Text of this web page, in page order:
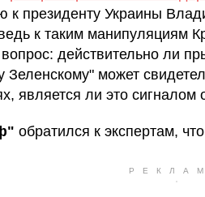
к президенту Украины
к таким манипуляциям
вопрос: действительно ли
Зеленскому" может
является ли это сигналом
обратился к экспертам,